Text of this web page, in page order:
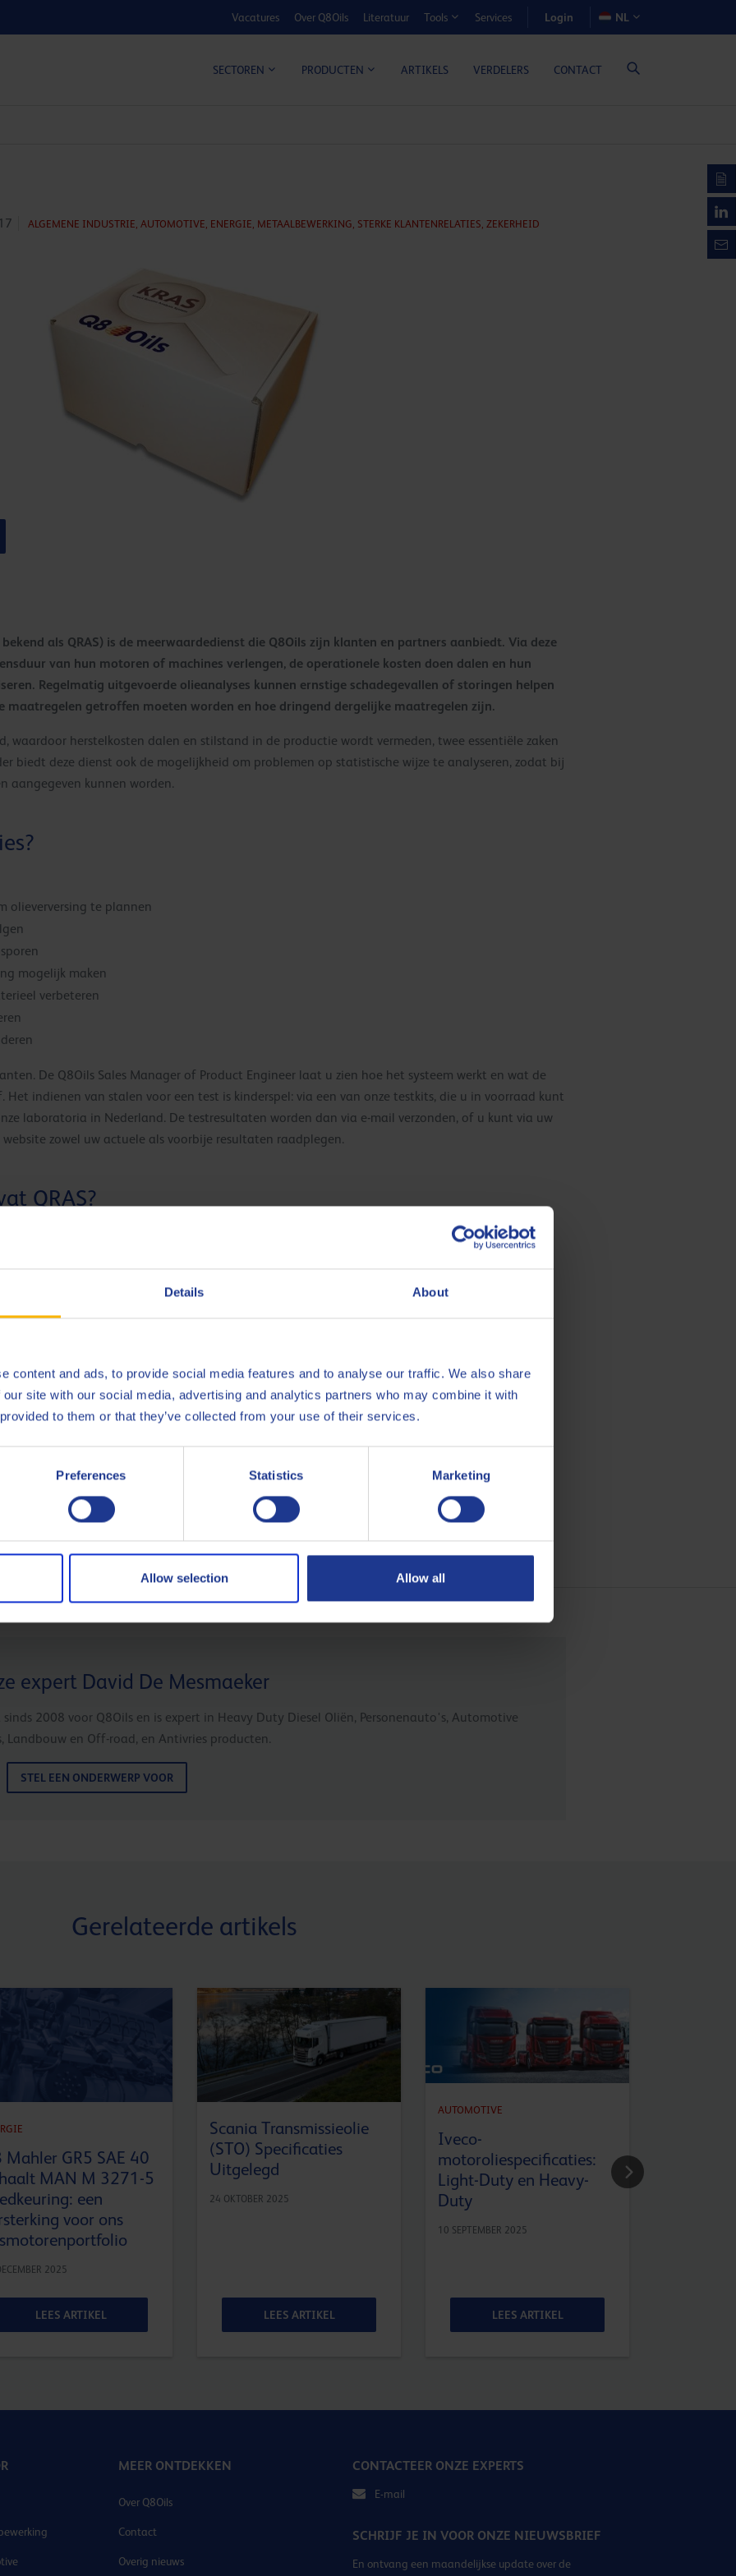
Details About
content and ads, to provide social media features and to analyse our traffic. We also share
site with our social media, advertising and analytics partners who may combine it with
to them or that they’ve collected from your use of their services.
Preferences Statistics Marketing
Allow selection Allow all
Vacatures Over Q8Oils Literatuur Tools Services Login NL
SECTOREN PRODUCTEN ARTIKELS VERDELERS CONTACT
ALGEMENE INDUSTRIE, AUTOMOTIVE, ENERGIE, METAALBEWERKING, STERKE KLANTENRELATIES, ZEKERHEID
als QRAS) is de meerwaardedienst die Q8Oils zijn klanten en partners aanbiedt. Via deze
van hun motoren of machines verlengen, de operationele kosten doen dalen en hun
Regelmatig uitgevoerde olieanalyses kunnen ernstige schadegevallen of storingen helpen
maatregelen getroffen moeten worden en hoe dringend dergelijke maatregelen zijn.
waardoor herstelkosten dalen en stilstand in de productie wordt vermeden, twee essentiële zaken
biedt deze dienst ook de mogelijkheid om problemen op statistische wijze te analyseren, zodat bij
aangegeven kunnen worden.
olieverversing te plannen
mogelijk maken
verbeteren
De Q8Oils Sales Manager of Product Engineer laat u zien hoe het systeem werkt en wat de
Het indienen van stalen voor een test is kinderspel: via een van onze testkits, die u in voorraad kunt
laboratoria in Nederland. De testresultaten worden dan via e-mail verzonden, of u kunt via uw
zowel uw actuele als voorbije resultaten raadplegen.
QRAS?
expert David De Mesmaeker
sinds 2008 voor Q8Oils en is expert in Heavy Duty Diesel Oliën, Personenauto's, Automotive
Landbouw en Off-road, en Antivries producten.
STEL EEN ONDERWERP VOOR
Gerelateerde artikels
Mahler GR5 SAE 40
MAN M 3271-5
een
voor ons
2025
LEES ARTIKEL
Scania Transmissieolie
(STO) Specificaties
Uitgelegd
24 OKTOBER 2025
LEES ARTIKEL
AUTOMOTIVE
Iveco-
motoroliespecificaties:
Light-Duty en Heavy-
Duty
10 SEPTEMBER 2025
LEES ARTIKEL
MEER ONTDEKKEN
Over Q8Oils
Contact
Overig nieuws
CONTACTEER ONZE EXPERTS
E-mail
SCHRIJF JE IN VOOR ONZE NIEUWSBRIEF
En ontvang een maandelijkse update over de